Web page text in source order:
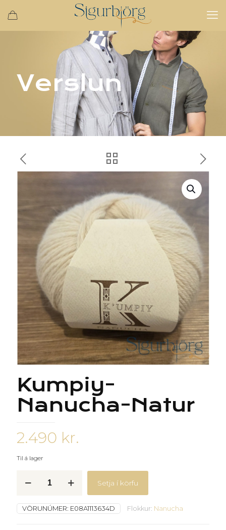
Verslun
Kumpiy-
Nanucha-Natur
2.490 kr.
Til á lager
Nanucha-
quantity
Setja í körfu
VÖRUNÚMER: E08A1113634D Flokkur: Nanucha